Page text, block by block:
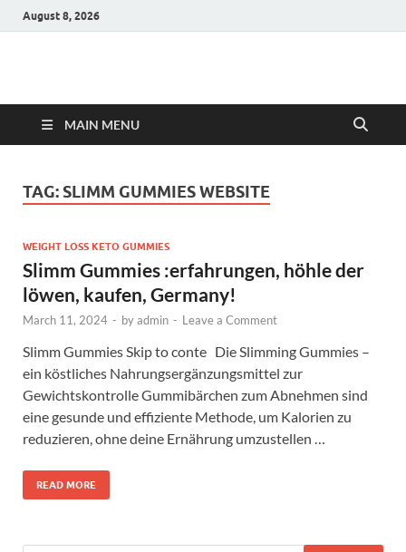
August 8, 2026
Hulk Supplements
MAIN MENU
TAG: SLIMM GUMMIES WEBSITE
WEIGHT LOSS KETO GUMMIES
Slimm Gummies :erfahrungen, höhle der
löwen, kaufen, Germany!
March 11, 2024 - byadmin - Leave a Comment
Slimm Gummies Skip to conte Die Slimming Gummies –
ein köstliches Nahrungsergänzungsmittel zur
Gewichtskontrolle Gummibärchen zum Abnehmen sind
eine gesunde und effiziente Methode, um Kalorien zu
reduzieren, ohne deine Ernährung umzustellen …
READ MORE